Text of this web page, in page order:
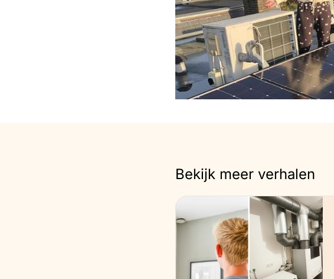
Bekijk meer verhalen